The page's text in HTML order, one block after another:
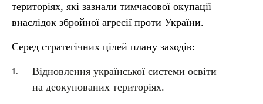
територіях, які зазнали тимчасової окупації
внаслідок збройної агресії проти України.
Серед стратегічних цілей плану заходів:
Відновлення української системи освіти
на деокупованих територіях.